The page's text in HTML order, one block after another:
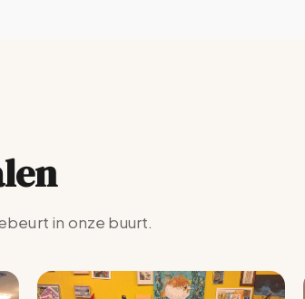
in onze buurt.